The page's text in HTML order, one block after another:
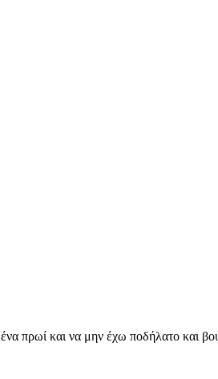
πρωί και να μην έχω ποδήλατο και